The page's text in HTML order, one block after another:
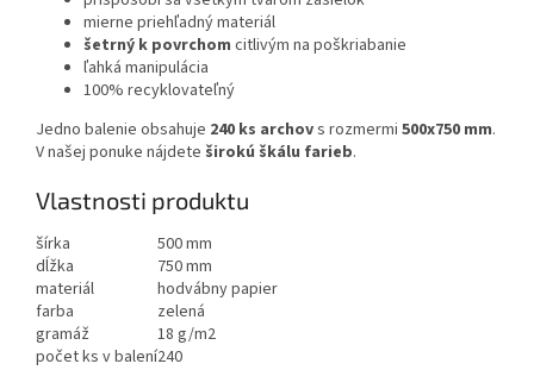
mierne priehľadný materiál
šetrný k povrchom citlivým na poškriabanie
ľahká manipulácia
100% recyklovateľný
Jedno balenie obsahuje 240 ks archovs rozmermi 500x750 mm.
V našej ponuke nájdete širokú škálu farieb.
Vlastnosti produktu
šírka
500 mm
dĺžka
750 mm
materiál
hodvábny papier
farba
zelená
gramáž
18 g/m2
počet ks v balení240